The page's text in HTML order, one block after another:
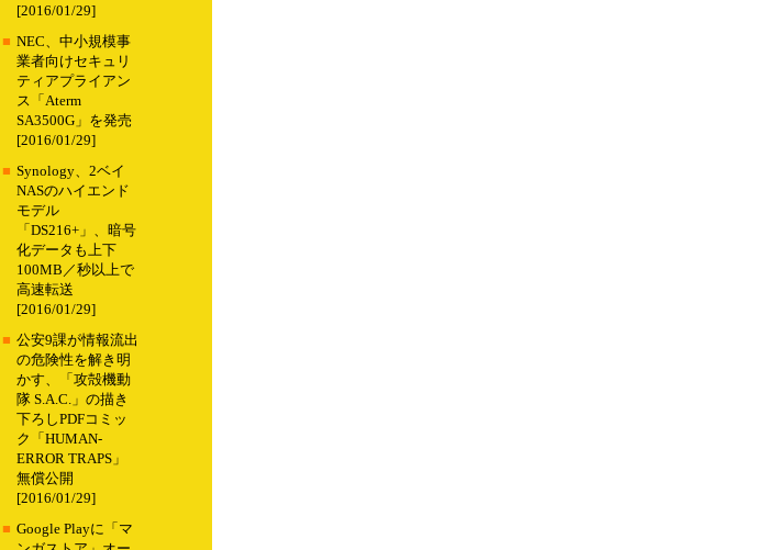
[2016/01/29]
■ NEC、中小規模事
業者向けセキュリ
ティアプライアン
ス「Aterm
SA3500G」を発売
[2016/01/29]
■ Synology、2ベイ
NASのハイエンド
モデル
「DS216+」、暗号
化データも上下
100MB／秒以上で
高速転送
[2016/01/29]
■ 公安9課が情報流出
の危険性を解き明
かす、「攻殻機動
隊 S.A.C.」の描き
下ろしPDFコミッ
ク「HUMAN-
ERROR TRAPS」
無償公開
[2016/01/29]
■ Google Playに「マ